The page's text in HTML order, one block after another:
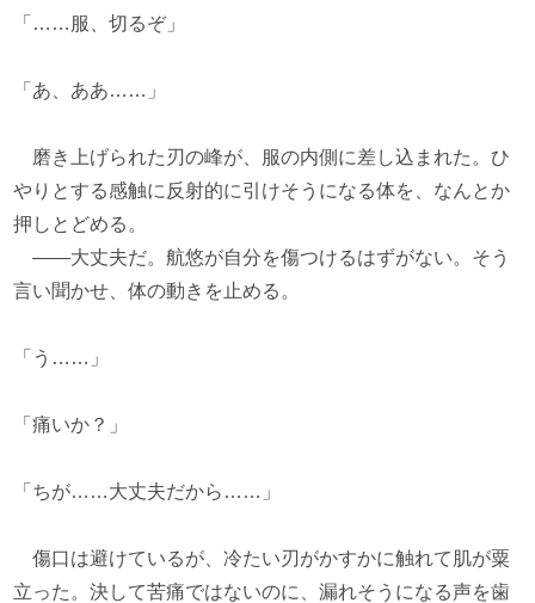
「……服、切るぞ」
「あ、ああ……」
磨き上げられた刃の峰が、服の内側に差し込まれた。ひ
やりとする感触に反射的に引けそうになる体を、なんとか
押しとどめる。
――大丈夫だ。航悠が自分を傷つけるはずがない。そう
言い聞かせ、体の動きを止める。
「う……」
「痛いか？」
「ちが……大丈夫だから……」
傷口は避けているが、冷たい刃がかすかに触れて肌が粟
立った。決して苦痛ではないのに、漏れそうになる声を歯